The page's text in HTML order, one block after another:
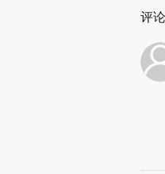
评